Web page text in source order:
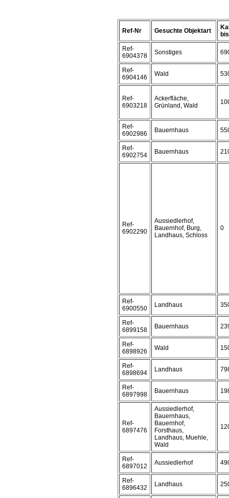
Ref-Nr Gesuchte Objektart
Ref-
6904378
Sonstiges
Ref-
6904146
Wald
Ref-
6903218
Ackerfläche,
Grünland, Wald
Ref-
6902986
Bauernhaus
Ref-
6902754
Bauernhaus
Ref-
6902290
Aussiedlerhof,
Bauernhof, Burg,
Landhaus, Schloss
0
Ref-
6900550
Landhaus
Ref-
6899158
Bauernhaus
Ref-
6898926
Wald
Ref-
6898694
Landhaus
Ref-
6897998
Bauernhaus
Ref-
6897476
Aussiedlerhof,
Bauernhaus,
Bauernhof,
Forsthaus,
Landhaus, Muehle,
Wald
Ref-
6897012
Aussiedlerhof
Ref-
6896432
Landhaus